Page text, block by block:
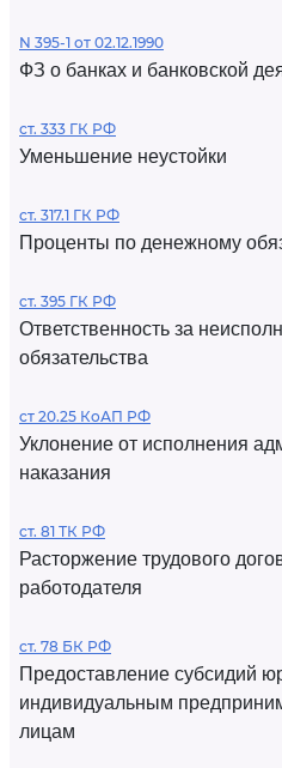
N 395-1 от 02.12.1990
ФЗ о банках и банковской
ст. 333 ГК РФ
Уменьшение неустойки
ст. 317.1 ГК РФ
Проценты по денежному
ст. 395 ГК РФ
Ответственность за
обязательства
ст 20.25 КоАП РФ
Уклонение от исполнения
наказания
ст. 81 ТК РФ
Расторжение трудового
работодателя
ст. 78 БК РФ
Предоставление субсидий
индивидуальным
лицам